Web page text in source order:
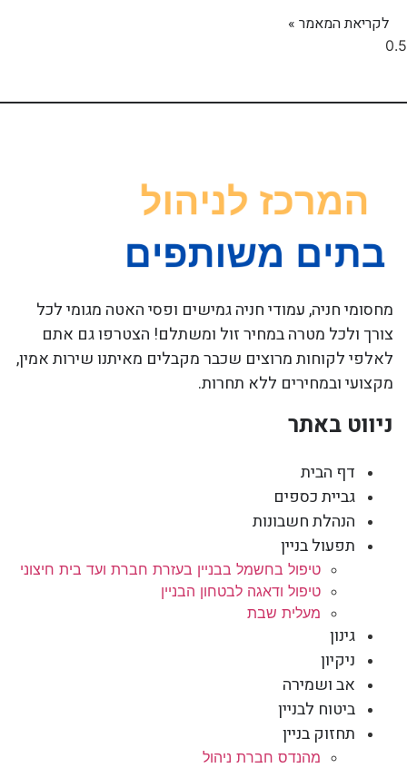
לקריאת המאמר »
מחסומי חניה, עמודי חניה גמישים ופסי האטה מגומי לכל
צורך ולכל מטרה במחיר זול ומשתלם! הצטרפו גם אתם
לאלפי לקוחות מרוצים שכבר מקבלים מאיתנו שירות אמין,
מקצועי ובמחירים ללא תחרות.
ניווט באתר
דף הבית
גביית כספים
הנהלת חשבונות
תפעול בניין
טיפול בחשמל בבניין בעזרת חברת ועד בית חיצוני
טיפול ודאגה לבטחון הבניין
מעלית שבת
גינון
ניקיון
אב ושמירה
ביטוח לבניין
תחזוק בניין
מהנדס חברת ניהול